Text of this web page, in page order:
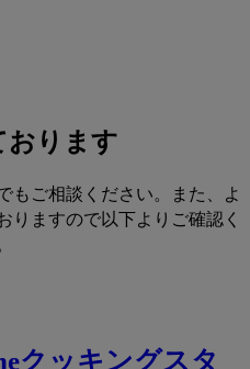
おります
もご相談ください。また、よ
りますので以下よりご確認く